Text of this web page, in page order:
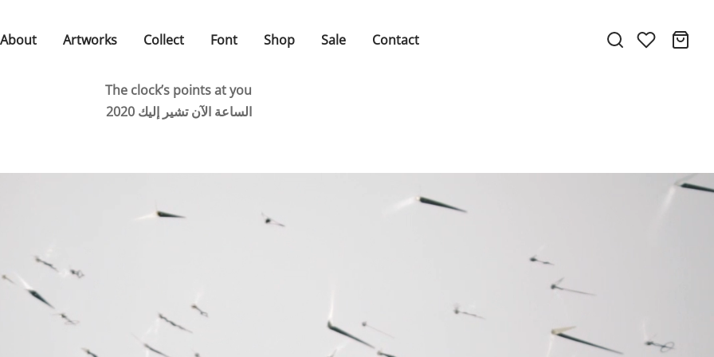
About Artworks Collect Font Shop Sale Contact
The clock’s points at you
الساعة الآن تشير إليك 2020